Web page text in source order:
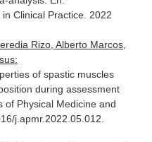
Clinical Practice. 2022
Rizo, Alberto Marcos,
of spastic muscles
during assessment
of Physical Medicine and
j.apmr.2022.05.012.